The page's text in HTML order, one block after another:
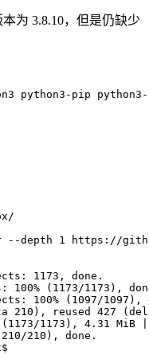
为 3.8.10，但是仍缺少
python3-pip
--depth 1 https://
1173, done.
100% (1173/1173),
100% (1097/1097),
210), reused 427
1173), 4.31 MiB
210), done.